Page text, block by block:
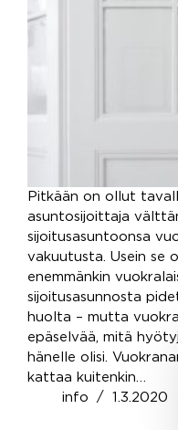
Pitkään on ollut
asuntosijoittaja
sijoitusasuntoonsa
vakuutusta. Usein se
enemmänkin
sijoitusasunnosta
huolta – mutta
epäselvää, mitä
hänelle olisi.
kattaa kuitenkin…
info
1.3.2020